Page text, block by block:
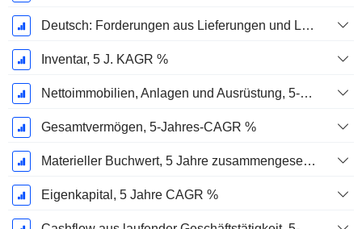
Deutsch: Forderungen aus Lieferungen und Leistungen, 5-Jahres-CAGR %
Inventar, 5 J. KAGR %
Nettoimmobilien, Anlagen und Ausrüstung, 5-Jahres-CAGR %
Gesamtvermögen, 5-Jahres-CAGR %
Materieller Buchwert, 5 Jahre zusammengesetzte jährliche Wachstumsrate %
Eigenkapital, 5 Jahre CAGR %